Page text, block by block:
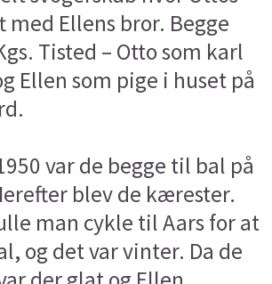
med Ellens bror. Begge
Tisted – Otto som karl
Ellen som pige i huset på
var de begge til bal på
blev de kærester.
man cykle til Aars for at
og det var vinter. Da de